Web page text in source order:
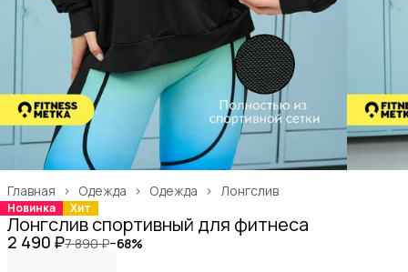
Лонгслив
Одежда ›
Одежда ›
Главная ›
Новинка Хит
Лонгслив спортивный для фитнеса
2 490 ₽7 890 ₽−68%